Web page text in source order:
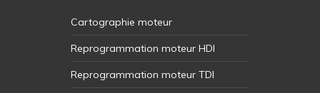
Cartographie moteur
Reprogrammation moteur HDI
Reprogrammation moteur TDI